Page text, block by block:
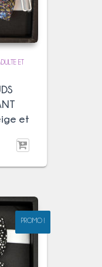
ET
et
PROMO !
PROMO !